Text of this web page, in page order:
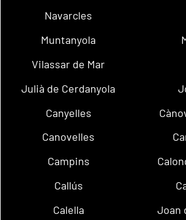
Navarcles
Muntanyola
Vilassar de Mar
Julià de Cerdanyola
Canyelles
Canovelles
Campins
Callús
Calella
Joan